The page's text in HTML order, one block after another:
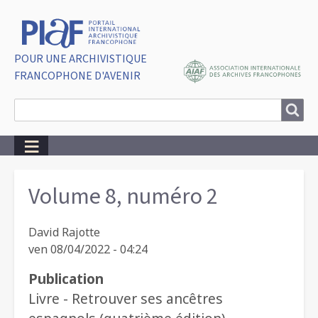
POUR UNE ARCHIVISTIQUE
FRANCOPHONE D'AVENIR
Volume 8, numéro 2
David Rajotte
ven 08/04/2022 - 04:24
Publication
Livre - Retrouver ses ancêtres